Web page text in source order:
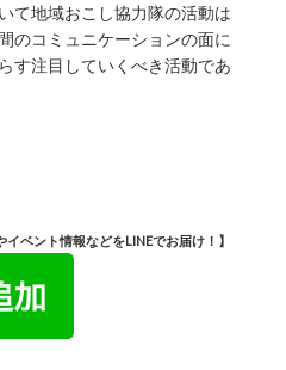
て地域おこし協力隊の活動は
のコミュニケーションの面に
す注目していくべき活動であ
イベント情報などをLINEでお届け！】